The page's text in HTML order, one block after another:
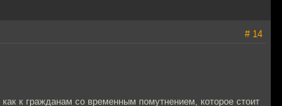
# 14
к гражданам со временным помутнением, которое стоит